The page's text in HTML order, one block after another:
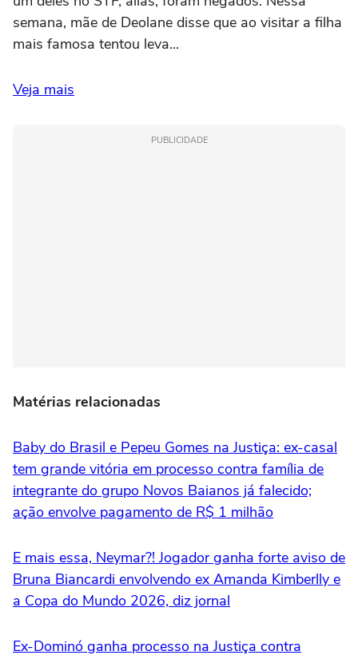
semana, mãe de Deolane disse que ao visitar a filha
mais famosa tentou leva...
Veja mais
PUBLICIDADE
Matérias relacionadas
Baby do Brasil e Pepeu Gomes na Justiça: ex-casal
tem grande vitória em processo contra família de
integrante do grupo Novos Baianos já falecido;
ação envolve pagamento de R$ 1 milhão
E mais essa, Neymar?! Jogador ganha forte aviso de
Bruna Biancardi envolvendo ex Amanda Kimberlly e
a Copa do Mundo 2026, diz jornal
Ex-Dominó ganha processo na Justiça contra